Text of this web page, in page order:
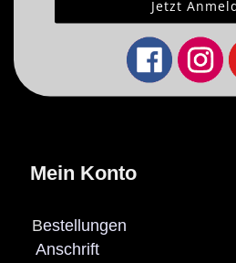
Mein Konto
Bestellungen
Anschrift